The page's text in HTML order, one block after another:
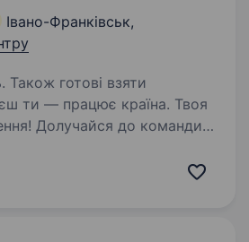
Івано-Франківськ,
Також готові взяти
Долучайся до команди
КАСИРА